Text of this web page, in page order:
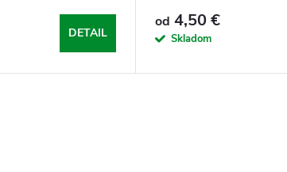
DETAIL
od 4,50 €
Skladom